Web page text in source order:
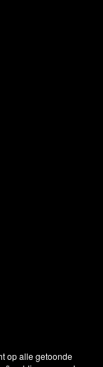
op alle getoonde